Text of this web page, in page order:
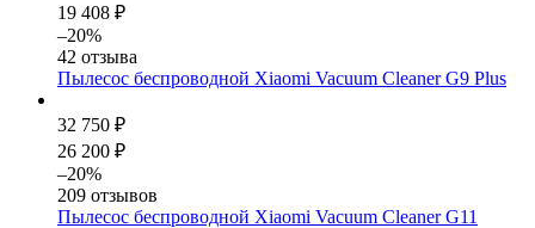
19 408 ₽
–20%
42 отзыва
Пылесос беспроводной Xiaomi Vacuum Cleaner G9 Plus
32 750 ₽
26 200 ₽
–20%
209 отзывов
Пылесос беспроводной Xiaomi Vacuum Cleaner G11